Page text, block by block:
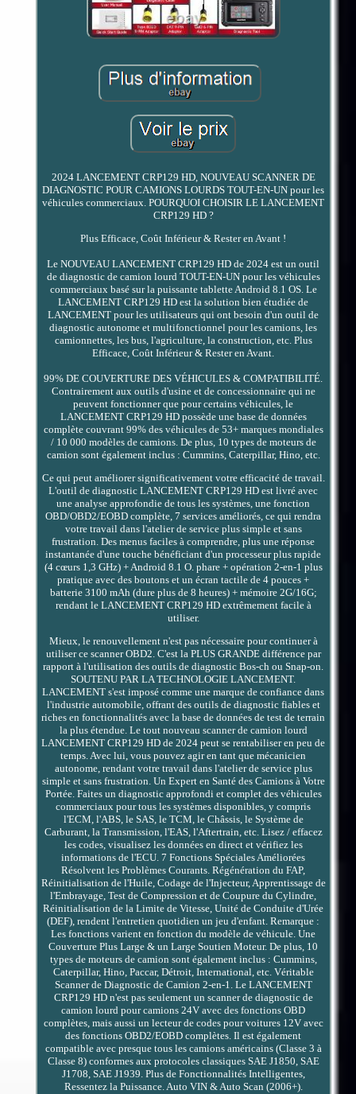
2024 LANCEMENT CRP129 HD, NOUVEAU SCANNER DE
DIAGNOSTIC POUR CAMIONS LOURDS TOUT-EN-UN pour les
véhicules commerciaux. POURQUOI CHOISIR LE LANCEMENT
CRP129 HD ?
Plus Efficace, Coût Inférieur & Rester en Avant !
Le NOUVEAU LANCEMENT CRP129 HD de 2024 est un outil
de diagnostic de camion lourd TOUT-EN-UN pour les véhicules
commerciaux basé sur la puissante tablette Android 8.1 OS. Le
LANCEMENT CRP129 HD est la solution bien étudiée de
LANCEMENT pour les utilisateurs qui ont besoin d'un outil de
diagnostic autonome et multifonctionnel pour les camions, les
camionnettes, les bus, l'agriculture, la construction, etc. Plus
Efficace, Coût Inférieur & Rester en Avant.
99% DE COUVERTURE DES VÉHICULES & COMPATIBILITÉ.
Contrairement aux outils d'usine et de concessionnaire qui ne
peuvent fonctionner que pour certains véhicules, le
LANCEMENT CRP129 HD possède une base de données
complète couvrant 99% des véhicules de 53+ marques mondiales
/ 10 000 modèles de camions. De plus, 10 types de moteurs de
camion sont également inclus : Cummins, Caterpillar, Hino, etc.
Ce qui peut améliorer significativement votre efficacité de travail.
L'outil de diagnostic LANCEMENT CRP129 HD est livré avec
une analyse approfondie de tous les systèmes, une fonction
OBD/OBD2/EOBD complète, 7 services améliorés, ce qui rendra
votre travail dans l'atelier de service plus simple et sans
frustration. Des menus faciles à comprendre, plus une réponse
instantanée d'une touche bénéficiant d'un processeur plus rapide
(4 cœurs 1,3 GHz) + Android 8.1 O. phare + opération 2-en-1 plus
pratique avec des boutons et un écran tactile de 4 pouces +
batterie 3100 mAh (dure plus de 8 heures) + mémoire 2G/16G;
rendant le LANCEMENT CRP129 HD extrêmement facile à
utiliser.
Mieux, le renouvellement n'est pas nécessaire pour continuer à
utiliser ce scanner OBD2. C'est la PLUS GRANDE différence par
rapport à l'utilisation des outils de diagnostic Bos-ch ou Snap-on.
SOUTENU PAR LA TECHNOLOGIE LANCEMENT.
LANCEMENT s'est imposé comme une marque de confiance dans
l'industrie automobile, offrant des outils de diagnostic fiables et
riches en fonctionnalités avec la base de données de test de terrain
la plus étendue. Le tout nouveau scanner de camion lourd
LANCEMENT CRP129 HD de 2024 peut se rentabiliser en peu de
temps. Avec lui, vous pouvez agir en tant que mécanicien
autonome, rendant votre travail dans l'atelier de service plus
simple et sans frustration. Un Expert en Santé des Camions à Votre
Portée. Faites un diagnostic approfondi et complet des véhicules
commerciaux pour tous les systèmes disponibles, y compris
l'ECM, l'ABS, le SAS, le TCM, le Châssis, le Système de
Carburant, la Transmission, l'EAS, l'Aftertrain, etc. Lisez / effacez
les codes, visualisez les données en direct et vérifiez les
informations de l'ECU. 7 Fonctions Spéciales Améliorées
Résolvent les Problèmes Courants. Régénération du FAP,
Réinitialisation de l'Huile, Codage de l'Injecteur, Apprentissage de
l'Embrayage, Test de Compression et de Coupure du Cylindre,
Réinitialisation de la Limite de Vitesse, Unité de Conduite d'Urée
(DEF), rendent l'entretien quotidien un jeu d'enfant. Remarque :
Les fonctions varient en fonction du modèle de véhicule. Une
Couverture Plus Large & un Large Soutien Moteur. De plus, 10
types de moteurs de camion sont également inclus : Cummins,
Caterpillar, Hino, Paccar, Détroit, International, etc. Véritable
Scanner de Diagnostic de Camion 2-en-1. Le LANCEMENT
CRP129 HD n'est pas seulement un scanner de diagnostic de
camion lourd pour camions 24V avec des fonctions OBD
complètes, mais aussi un lecteur de codes pour voitures 12V avec
des fonctions OBD2/EOBD complètes. Il est également
compatible avec presque tous les camions américains (Classe 3 à
Classe 8) conformes aux protocoles classiques SAE J1850, SAE
J1708, SAE J1939. Plus de Fonctionnalités Intelligentes,
Ressentez la Puissance. Auto VIN & Auto Scan (2006+).